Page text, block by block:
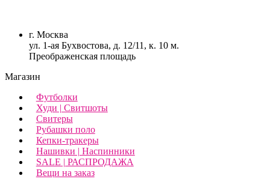
г. Москва
ул. 1-ая Бухвостова, д. 12/11, к. 10 м.
Преображенская площадь
Магазин
Футболки
Худи | Свитшоты
Свитеры
Рубашки поло
Кепки-тракеры
Нашивки | Наспинники
SALE | РАСПРОДАЖА
Вещи на заказ